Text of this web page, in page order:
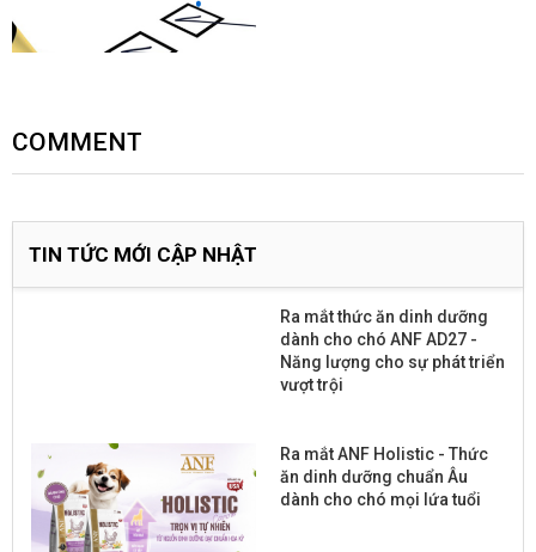
COMMENT
TIN TỨC MỚI CẬP NHẬT
Ra mắt thức ăn dinh dưỡng
dành cho chó ANF AD27 -
Năng lượng cho sự phát triển
vượt trội
Ra mắt ANF Holistic - Thức
ăn dinh dưỡng chuẩn Âu
dành cho chó mọi lứa tuổi